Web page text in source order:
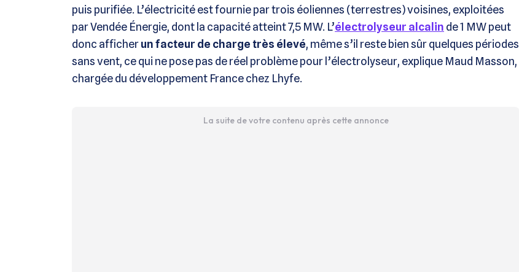
puis purifiée. L’électricité est fournie par trois éoliennes (terrestres) voisines, exploitées
par Vendée Énergie, dont la capacité atteint 7,5 MW. L’électrolyseur alcalin de 1 MW peut
donc afficherun facteur de charge très élevé, même s’il reste bien sûr quelques périodes
sans vent, ce qui ne pose pas de réel problème pour l’électrolyseur, explique Maud Masson,
chargée du développement France chez Lhyfe.
La suite de votre contenu après cette annonce